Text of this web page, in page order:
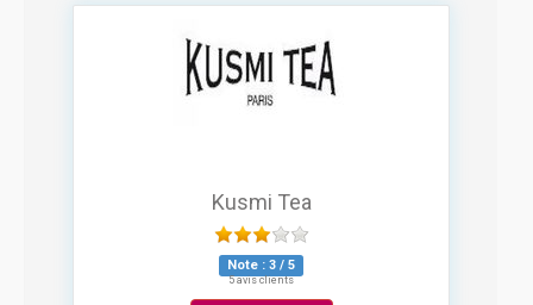
Kusmi Tea
Note : 3 / 5
5 avis clients